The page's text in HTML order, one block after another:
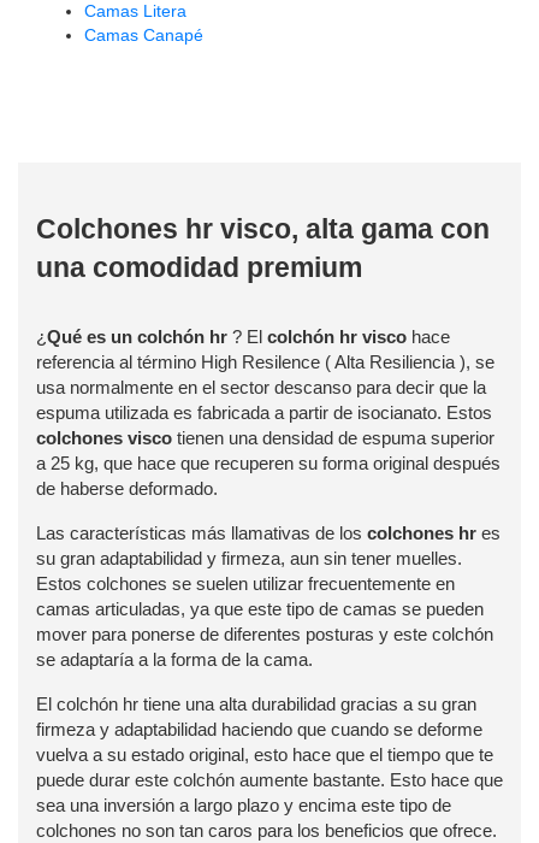
Camas Litera
Camas Canapé
Colchones hr visco, alta gama con
una comodidad premium
¿Qué es un colchón hr ? El colchón hr visco hace
referencia al término High Resilence ( Alta Resiliencia ), se
usa normalmente en el sector descanso para decir que la
espuma utilizada es fabricada a partir de isocianato. Estos
colchones visco tienen una densidad de espuma superior
a 25 kg, que hace que recuperen su forma original después
de haberse deformado.
Las características más llamativas de los colchones hr es
su gran adaptabilidad y firmeza, aun sin tener muelles.
Estos colchones se suelen utilizar frecuentemente en
camas articuladas, ya que este tipo de camas se pueden
mover para ponerse de diferentes posturas y este colchón
se adaptaría a la forma de la cama.
El colchón hr tiene una alta durabilidad gracias a su gran
firmeza y adaptabilidad haciendo que cuando se deforme
vuelva a su estado original, esto hace que el tiempo que te
puede durar este colchón aumente bastante. Esto hace que
sea una inversión a largo plazo y encima este tipo de
colchones no son tan caros para los beneficios que ofrece.